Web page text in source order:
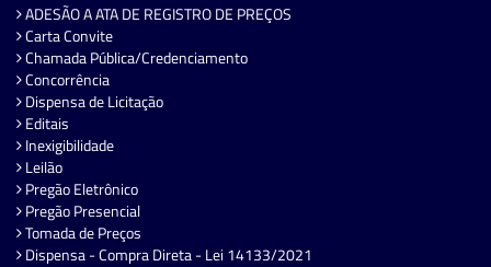
ADESÃO A ATA DE REGISTRO DE PREÇOS
Carta Convite
Chamada Pública/Credenciamento
Concorrência
Dispensa de Licitação
Editais
Inexigibilidade
Leilão
Pregão Eletrônico
Pregão Presencial
Tomada de Preços
Dispensa - Compra Direta - Lei 14133/2021